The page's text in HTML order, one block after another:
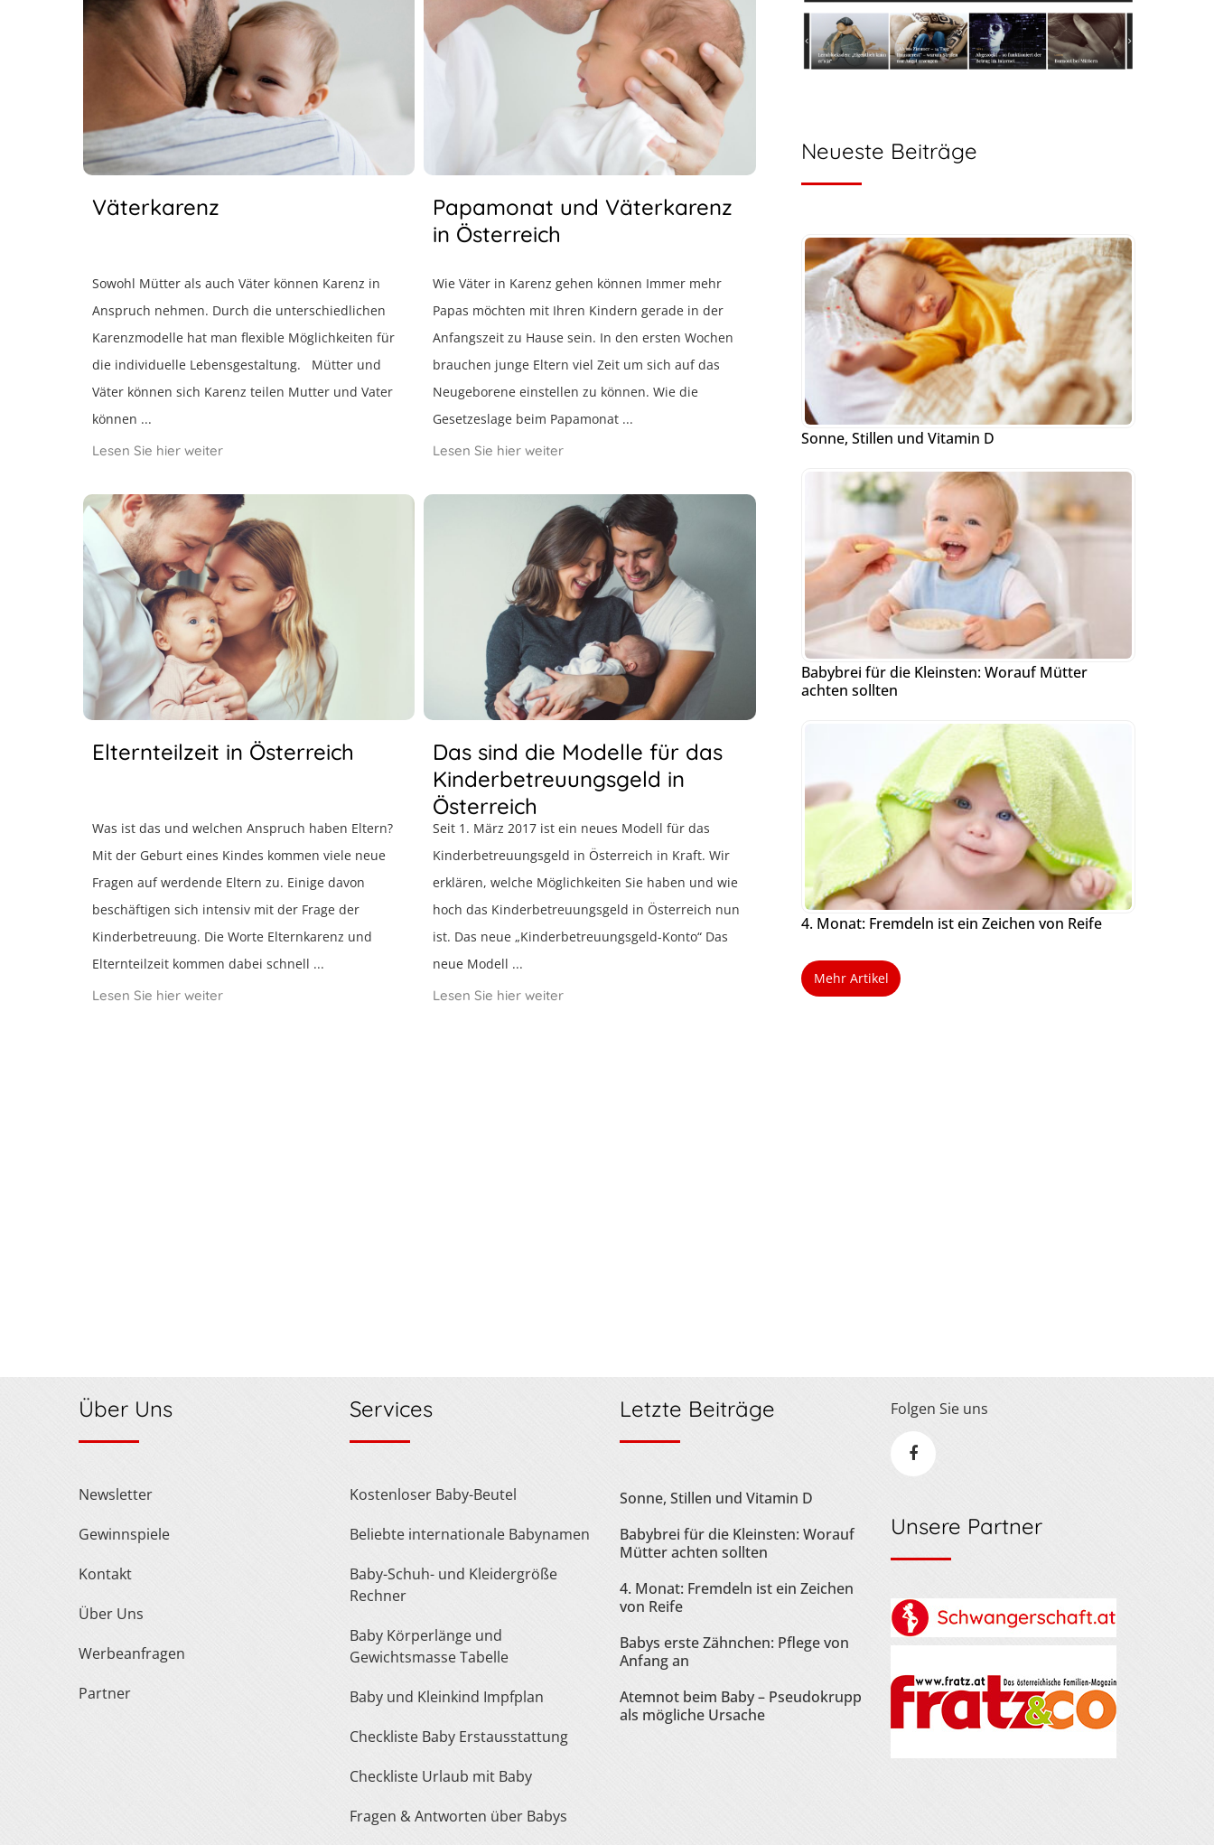
Väterkarenz
Sowohl Mütter als auch Väter können Karenz in
Anspruch nehmen. Durch die unterschiedlichen
Karenzmodelle hat man flexible Möglichkeiten für
die individuelle Lebensgestaltung. Mütter und
Väter können sich Karenz teilen Mutter und Vater
können ...
Lesen Sie hier weiter
Papamonat und Väterkarenz
in Österreich
Wie Väter in Karenz gehen können Immer mehr
Papas möchten mit Ihren Kindern gerade in der
Anfangszeit zu Hause sein. In den ersten Wochen
brauchen junge Eltern viel Zeit um sich auf das
Neugeborene einstellen zu können. Wie die
Gesetzeslage beim Papamonat ...
Lesen Sie hier weiter
Elternteilzeit in Österreich
Was ist das und welchen Anspruch haben Eltern?
Mit der Geburt eines Kindes kommen viele neue
Fragen auf werdende Eltern zu. Einige davon
beschäftigen sich intensiv mit der Frage der
Kinderbetreuung. Die Worte Elternkarenz und
Elternteilzeit kommen dabei schnell ...
Lesen Sie hier weiter
Das sind die Modelle für das
Kinderbetreuungsgeld in
Österreich
Seit 1. März 2017 ist ein neues Modell für das
Kinderbetreuungsgeld in Österreich in Kraft. Wir
erklären, welche Möglichkeiten Sie haben und wie
hoch das Kinderbetreuungsgeld in Österreich nun
ist. Das neue „Kinderbetreuungsgeld-Konto“ Das
neue Modell ...
Lesen Sie hier weiter
Neueste Beiträge
Sonne, Stillen und Vitamin D
Babybrei für die Kleinsten: Worauf Mütter
achten sollten
4. Monat: Fremdeln ist ein Zeichen von Reife
Mehr Artikel
Über Uns
Newsletter
Gewinnspiele
Kontakt
Über Uns
Werbeanfragen
Partner
Services
Kostenloser Baby-Beutel
Beliebte internationale Babynamen
Baby-Schuh- und Kleidergröße
Rechner
Baby Körperlänge und
Gewichtsmasse Tabelle
Baby und Kleinkind Impfplan
Checkliste Baby Erstausstattung
Checkliste Urlaub mit Baby
Fragen & Antworten über Babys
Letzte Beiträge
Sonne, Stillen und Vitamin D
Babybrei für die Kleinsten: Worauf
Mütter achten sollten
4. Monat: Fremdeln ist ein Zeichen
von Reife
Babys erste Zähnchen: Pflege von
Anfang an
Atemnot beim Baby – Pseudokrupp
als mögliche Ursache
Folgen Sie uns
Unsere Partner